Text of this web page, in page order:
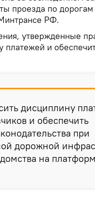
проезда по дорогам
РФ.
утвержденные
и
дисциплину
и обеспечить
при
дорожной
на